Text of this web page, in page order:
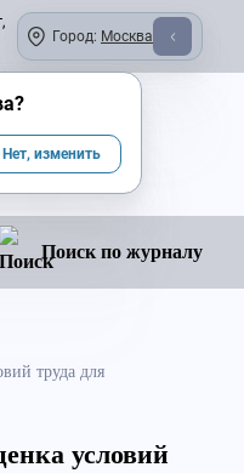
Город: Москва
Поиск по журналу
труда для
условий
?
Нет, изменить